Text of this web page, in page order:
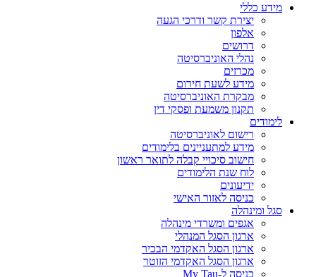
מידע כללי
יצירת קשר ודרכי הגעה
אלפון
דרושים
נהלי האוניברסיטה
מכרזים
מידע לשעת חירום
מבקרת האוניברסיטה
תקנון משמעת ופסקי דין
לימודים
רישום לאוניברסיטה
מידע למתעניינים בלימודים
חישוב סיכויי קבלה לתואר ראשון
לוח שנת הלימודים
ידיעונים
כניסה לאזור האישי
סגל ומינהלה
אגפים ומשרדי מינהלה
ארגון הסגל המנהלי
ארגון הסגל האקדמי הבכיר
ארגון הסגל האקדמי הזוטר
כניסה ל-My Tau